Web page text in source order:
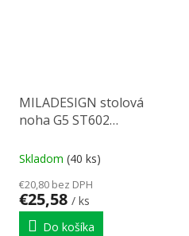
MILADESIGN stolová
noha G5 ST602
Skladom (40 ks)
€20,80 bez DPH
€25,58 / ks
Do košíka